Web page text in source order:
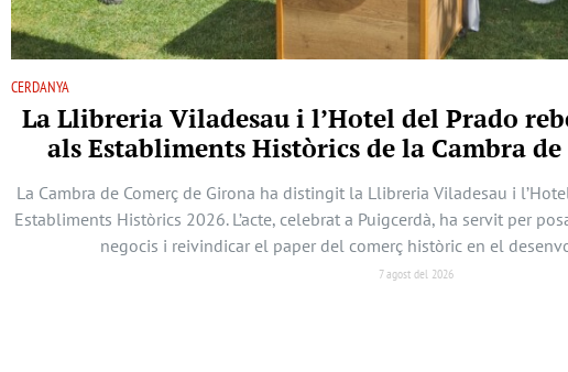
CERDANYA
La Llibreria Viladesau i l’Hotel del Prado
als Establiments Històrics de la Cambra
La Cambra de Comerç de Girona ha distingit la Llibreria Viladesau i
Establiments Històrics 2026. L’acte, celebrat a Puigcerdà, ha servit per
negocis i reivindicar el paper del comerç històric en el
7 agost del 2026